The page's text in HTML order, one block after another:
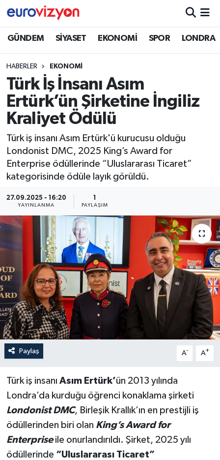
GÜNDEM SİYASET EKONOMİ SPOR LONDRA
HABERLER EKONOMİ
Türk İş İnsanı Asım
Ertürk’ün Şirketine İngiliz
Kraliyet Ödülü
Türk iş insanı Asım Ertürk'ü kurucusu olduğu
Londonist DMC, 2025 King’s Award for
Enterprise ödüllerinde “Uluslararası Ticaret”
kategorisinde ödüle layık görüldü.
27.09.2025 - 16:20
YAYINLANMA
1
PAYLAŞIM
Paylaş A- A+
Türk iş insanı Asım Ertürk’ün 2013 yılında
Londra’da kurduğu öğrenci konaklama şirketi
Londonist DMC, Birleşik Krallık’ın en prestijli iş
ödüllerinden biri olan King’s Award for
Enterpriseile onurlandırıldı. Şirket, 2025 yılı
ödüllerinde “Uluslararası Ticaret”